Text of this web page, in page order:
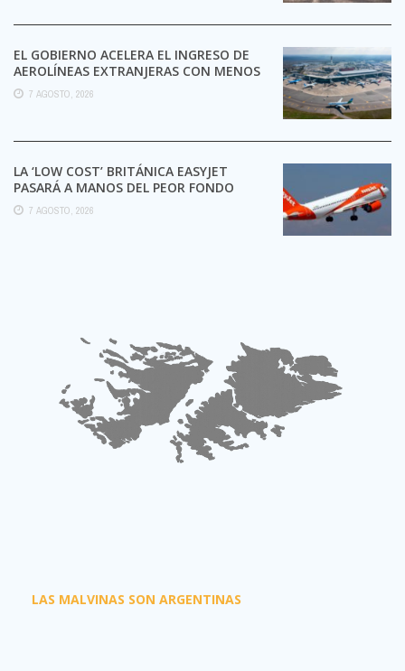
EL GOBIERNO ACELERA EL INGRESO DE
AEROLÍNEAS EXTRANJERAS CON MENOS
TRÁMITES
7 AGOSTO, 2026
LA ‘LOW COST’ BRITÁNICA EASYJET
PASARÁ A MANOS DEL PEOR FONDO
POSIBLE:
7 AGOSTO, 2026
LAS MALVINAS SON ARGENTINAS